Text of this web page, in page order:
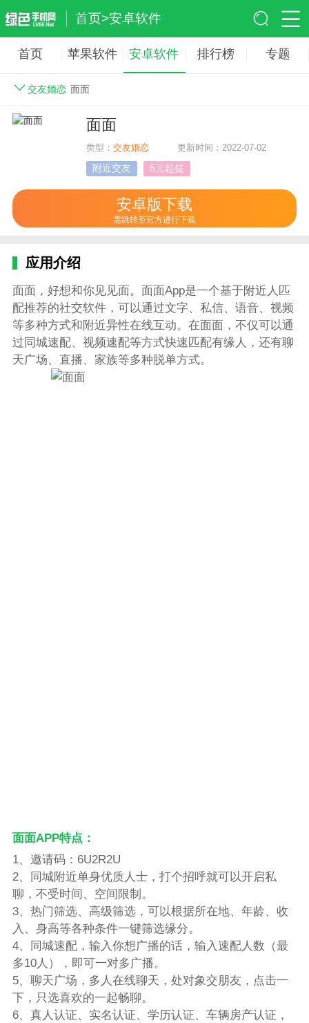
首页>安卓软件
首页 苹果软件 安卓软件 排行榜 专题
交友婚恋 面面
面面
类型：交友婚恋 更新时间：2022-07-02
附近交友 5元起提
安卓版下载
需跳转至官方进行下载
应用介绍
面面，好想和你见见面。面面App是一个基于附近人匹
配推荐的社交软件，可以通过文字、私信、语音、视频
等多种方式和附近异性在线互动。在面面，不仅可以通
过同城速配、视频速配等方式快速匹配有缘人，还有聊
天广场、直播、家族等多种脱单方式。
面面APP特点：
1、邀请码：6U2R2U
2、同城附近单身优质人士，打个招呼就可以开启私
聊，不受时间、空间限制。
3、热门筛选、高级筛选，可以根据所在地、年龄、收
入、身高等各种条件一键筛选缘分。
4、同城速配，输入你想广播的话，输入速配人数（最
多10人），即可一对多广播。
5、聊天广场，多人在线聊天，处对象交朋友，点击一
下，只选喜欢的一起畅聊。
6、真人认证、实名认证、学历认证、车辆房产认证，